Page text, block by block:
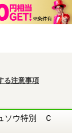
る注意事項
ソウ特別 Ｃ